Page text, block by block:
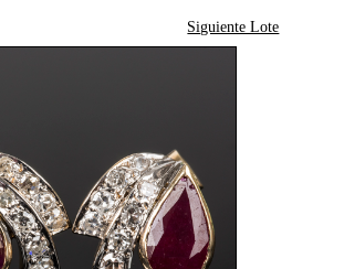
Siguiente Lote